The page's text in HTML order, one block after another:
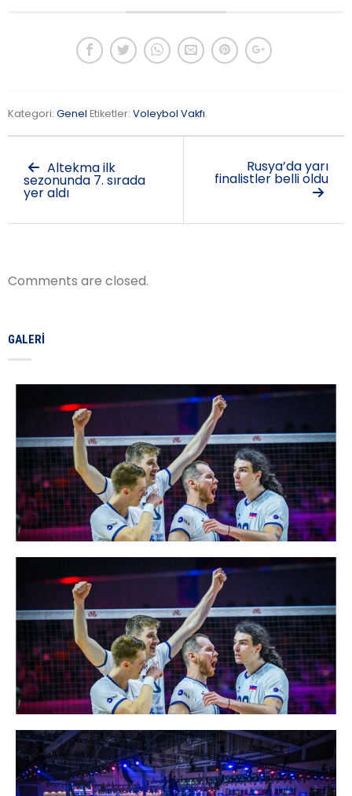
Kategori: Genel Etiketler: Voleybol Vakfı.
Altekma ilk
sezonunda 7. sırada
yer aldı
Rusya’da yarı
finalistler belli oldu
Comments are closed.
GALERI